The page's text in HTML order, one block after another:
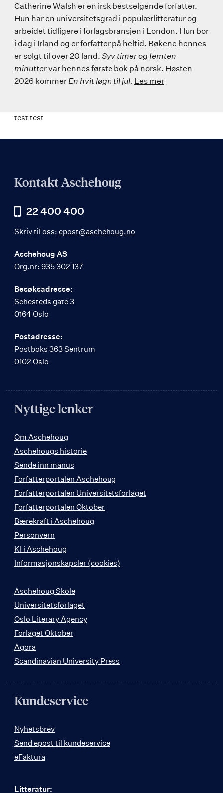
Catherine Walsh er en irsk bestselgende forfatter.
Hun har en universitetsgrad i populærlitteratur og
arbeidet tidligere i forlagsbransjen i London. Hun bor
i dag i Irland og er forfatter på heltid. Bøkene hennes
er solgt til over 20 land. Syv timer og femten
minutter var hennes første bok på norsk. Høsten
2026 kommer En hvit løgn til jul. Les mer
test test
Kontakt Aschehoug
22 400 400
Skriv til oss: epost@aschehoug.no
Aschehoug AS
Org.nr: 935 302 137
Besøksadresse:
Sehesteds gate 3
0164 Oslo
Postadresse:
Postboks 363 Sentrum
0102 Oslo
Nyttige lenker
Om Aschehoug
Aschehougs historie
Sende inn manus
Forfatterportalen Aschehoug
Forfatterportalen Universitetsforlaget
Forfatterportalen Oktober
Bærekraft i Aschehoug
Personvern
KI i Aschehoug
Informasjonskapsler (cookies)
Aschehoug Skole
Universitetsforlaget
Oslo Literary Agency
Forlaget Oktober
Agora
Scandinavian University Press
Kundeservice
Nyhetsbrev
Send epost til kundeservice
eFaktura
Litteratur: